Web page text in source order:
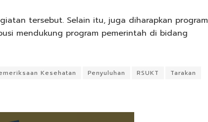
tersebut. Selain itu, juga diharapkan program
mendukung program pemerintah di bidang
Kesehatan Penyuluhan RSUKT
Tarakan